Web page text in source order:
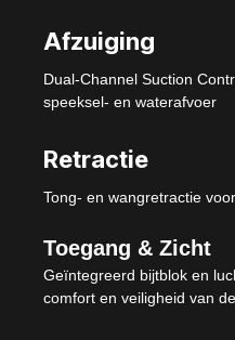
Afzuiging
Dual-Channel Suction
speeksel- en waterafvoer
Retractie
Tong- en wangretractie
Toegang & Zicht
Geïntegreerd bijtblok en
comfort en veiligheid van